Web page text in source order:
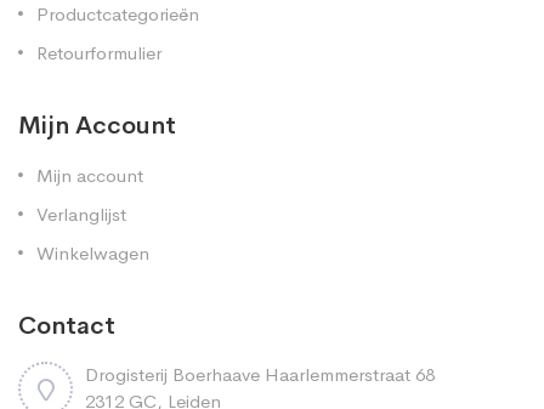
Productcategorieën
Retourformulier
Mijn Account
Mijn account
Verlanglijst
Winkelwagen
Contact
Drogisterij Boerhaave Haarlemmerstraat 68
2312 GC, Leiden